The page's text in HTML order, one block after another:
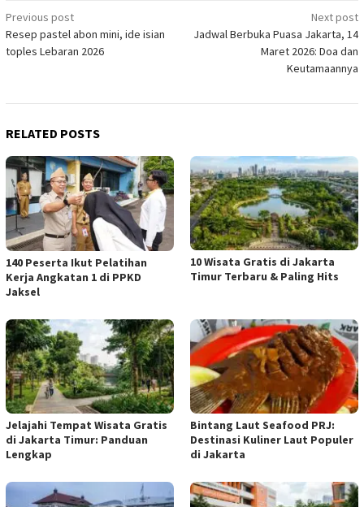
Post
navigation
Previous post
Resep pastel abon mini, ide isian
toples Lebaran 2026
Next post
Jadwal Berbuka Puasa Jakarta, 14
Maret 2026: Doa dan
Keutamaannya
RELATED POSTS
140 Peserta Ikut Pelatihan
Kerja Angkatan 1 di PPKD
Jaksel
10 Wisata Gratis di Jakarta
Timur Terbaru & Paling Hits
Jelajahi Tempat Wisata Gratis
di Jakarta Timur: Panduan
Lengkap
Bintang Laut Seafood PRJ:
Destinasi Kuliner Laut Populer
di Jakarta